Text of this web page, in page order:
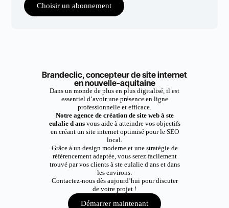
Choisir un abonnement
Brandeclic, concepteur de site internet
en nouvelle-aquitaine
Dans un monde de plus en plus digitalisé, il est
essentiel d’avoir une présence en ligne
professionnelle et efficace.
Notre agence de création de site web à ste
eulalie d ansvous aide à atteindre vos objectifs
en créant un site internet optimisé pour le SEO
local.
Grâce à un design moderne et une stratégie de
référencement adaptée, vous serez facilement
trouvé par vos clients à ste eulalie d ans et dans
les environs.
Contactez-nous dès aujourd’hui pour discuter
de votre projet !
Démarrer maintenant